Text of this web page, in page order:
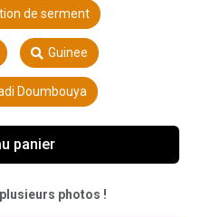
de serment
Guinee
Doumbouya
panier
photos !